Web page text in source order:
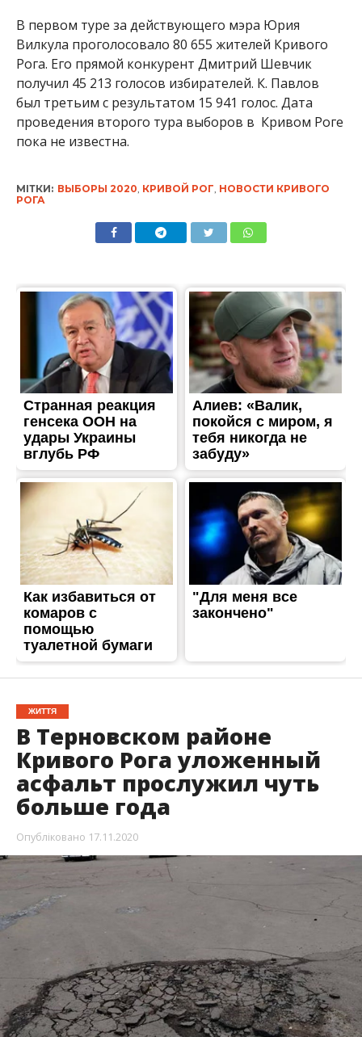
В первом туре за действующего мэра Юрия
Вилкула проголосовало 80 655 жителей Кривого
Рога. Его прямой конкурент Дмитрий Шевчик
получил 45 213 голосов избирателей. К. Павлов
был третьим с результатом 15 941 голос. Дата
проведения второго тура выборов в Кривом Роге
пока не известна.
МІТКИ: ВЫБОРЫ 2020, КРИВОЙ РОГ, НОВОСТИ КРИВОГО
РОГА
ЖИТТЯ
В Терновском районе
Кривого Рога уложенный
асфальт прослужил чуть
больше года
Опубліковано 17.11.2020